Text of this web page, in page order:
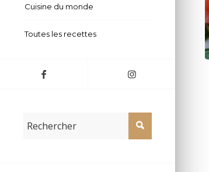
Cuisine du monde
Toutes les recettes